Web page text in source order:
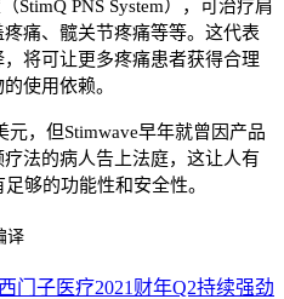
StimQ PNS System），可治疗肩
痛、髋关节疼痛等等。这代表
将可让更多疼痛患者获得合理
使用依赖。
，但Stimwave早年就曾因产品
法的病人告上法庭，这让人有
够的功能性和安全性。
译
门子医疗2021财年Q2持续强劲